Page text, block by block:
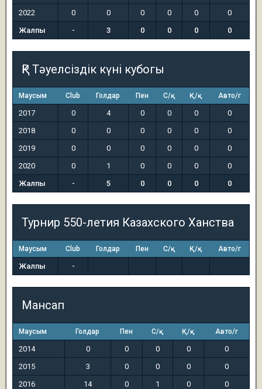
2022
0 0 0 0 0
0
Жалпы
- 3 0 0 0 0
ҚР Тәуелсіздік күні кубогы
Маусым Club Голдар Пен С/қ Қ/қ Авто/г
2017 0 4 0 0 0
0
2018
0 0 0 0 0
0
2019
0 0 0 0 0
0
2020
0 1 0 0 0
0
Жалпы
- 5 0 0 0 0
Турнир 550-летия Казахского Ханства
Маусым Club Голдар Пен С/қ Қ/қ Авто/г
Жалпы -
Мансап
Маусым Голдар Пен С/қ Қ/қ Авто/г
2014 0 0 0 0
0
2015
3 0 0 0
0
2016
14 0 1 0 0